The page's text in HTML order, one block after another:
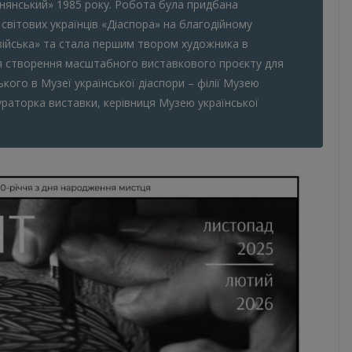
1985 року. Робота була придбана
українців «Діаспора» на благодійному
та стала першим твором художника в
створення масштабного виставкового проєкту для
в Музеї української діаспори – філії Музею
виставки, керівниця Музею української